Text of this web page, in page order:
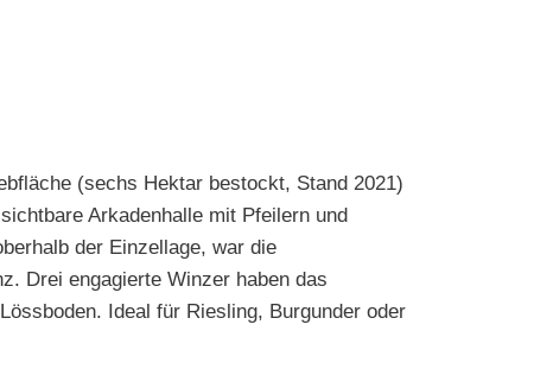
(sechs Hektar bestockt, Stand 2021)
Arkadenhalle mit Pfeilern und
der Einzellage, war die
Drei engagierte Winzer haben das
Ideal für Riesling, Burgunder oder